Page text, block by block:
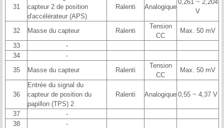
31
capteur 2 de position
d′accélérateur (APS)
Ralenti Analogique
0,261 ~ 2,204
V
32 Masse du capteur Ralenti
Tension
CC
Max. 50 mV
33
-
34
-
35
Masse du capteur Ralenti
Tension
CC
Max. 50 mV
36
Entrée du signal du
capteur de position du
papillon (TPS) 2
Ralenti Analogique 0,55 ~ 4,37 V
37
-
38
-